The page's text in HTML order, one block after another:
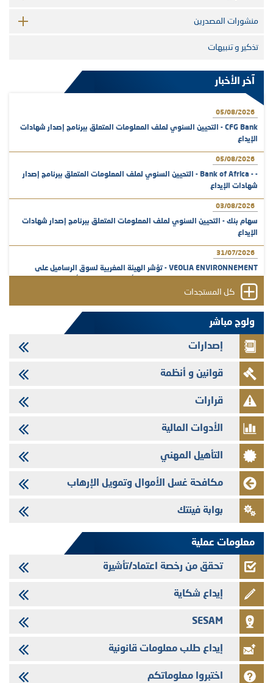
منشورات المصدرين
تذكير و تنبيهات
آخر الأخبار
05/08/2026
CFG Bank - التحيين السنوي لملف المعلومات المتعلق ببرنامج إصدار شهادات
الإيداع
05/08/2026
- - Bank of Africa - التحيين السنوي لملف المعلومات المتعلق ببرنامج إصدار
شهادات الإيداع
03/08/2026
سهام بنك - التحيين السنوي لملف المعلومات المتعلق ببرنامج إصدار شهادات
الإيداع
31/07/2026
VEOLIA ENVIRONNEMENT - تؤشر الهيئة المغربية لسوق الرساميل على
29/07/2026
وفابايل - التحيين السنوي لملف المعلومات المتعلق ببرنامج إصدار سندات
شركات التمويل
29/07/2026
تهنئة بمناسبة عيد العرش المجيد
29/07/2026
تنشر الهيئة المغربية لسوق الرساميل العدد الرابع عشر من مجلة سوق الرساميل
28/07/2026
Med Paper - تجاوز حد المساهمة 5%
24/07/2026
سندات شركات التمويل
24/07/2026
Jaida - التحيين السنوي لملف المعلومات المتعلق ببرنامج إصدار سندات
كل المستجدات
ولوج مباشر
إصدارات
قوانين و أنظمة
قرارات
الأدوات المالية
التأهيل المهني
مكافحة غسل الأموال وتمويل الإرهاب
بوابة فينتك
معلومات عملية
تحقق من رخصة اعتماد/تأشيرة
إيداع شكاية
SESAM
إيداع طلب معلومات قانونية
اختبروا معلوماتكم